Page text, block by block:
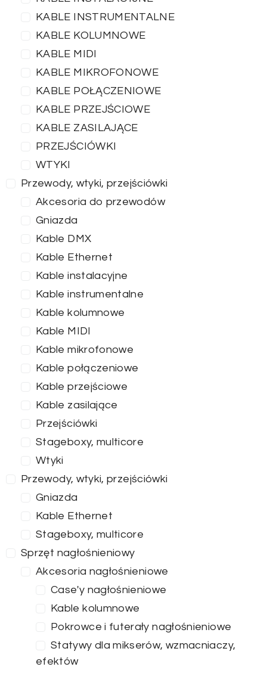
KABLE INSTRUMENTALNE
KABLE KOLUMNOWE
KABLE MIDI
KABLE MIKROFONOWE
KABLE POŁĄCZENIOWE
KABLE PRZEJŚCIOWE
KABLE ZASILAJĄCE
PRZEJŚCIÓWKI
WTYKI
Przewody, wtyki, przejściówki
Akcesoria do przewodów
Gniazda
Kable DMX
Kable Ethernet
Kable instalacyjne
Kable instrumentalne
Kable kolumnowe
Kable MIDI
Kable mikrofonowe
Kable połączeniowe
Kable przejściowe
Kable zasilające
Przejściówki
Stageboxy, multicore
Wtyki
Przewody, wtyki, przejściówki
Gniazda
Kable Ethernet
Stageboxy, multicore
Sprzęt nagłośnieniowy
Akcesoria nagłośnieniowe
Case'y nagłośnieniowe
Kable kolumnowe
Pokrowce i futerały nagłośnieniowe
Statywy dla mikserów, wzmacniaczy,
efektów